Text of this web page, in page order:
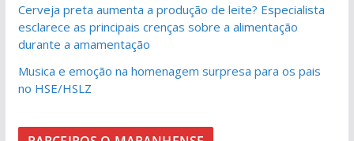
Cerveja preta aumenta a produção de leite? Especialista
esclarece as principais crenças sobre a alimentação
durante a amamentação
Musica e emoção na homenagem surpresa para os pais
no HSE/HSLZ